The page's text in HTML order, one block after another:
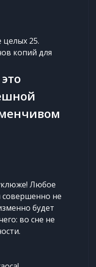
25.
копий для
Любое
не
будет
во сне не